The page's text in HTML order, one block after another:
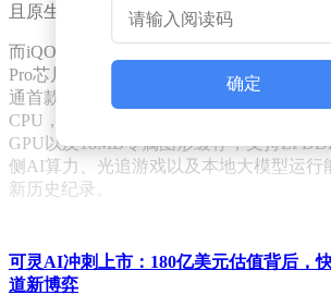
且原生支持LPDDR6内存与UFS 5.0高速闪
而iQOO 16则归属于高通阵营，它将首批
Pro芯片，预计发布时间为10月。骁龙8
通首款2nm手机SoC，采用第三代Oryon 2
CPU，并配备16MB二级缓存。同时，它
GPU以及18MB专属图形缓存，支持
侧AI算力、光追游戏以及本地大模型运行
新历史纪录。
确定
可灵AI冲刺上市：180亿美元估值背后，
道新博弈